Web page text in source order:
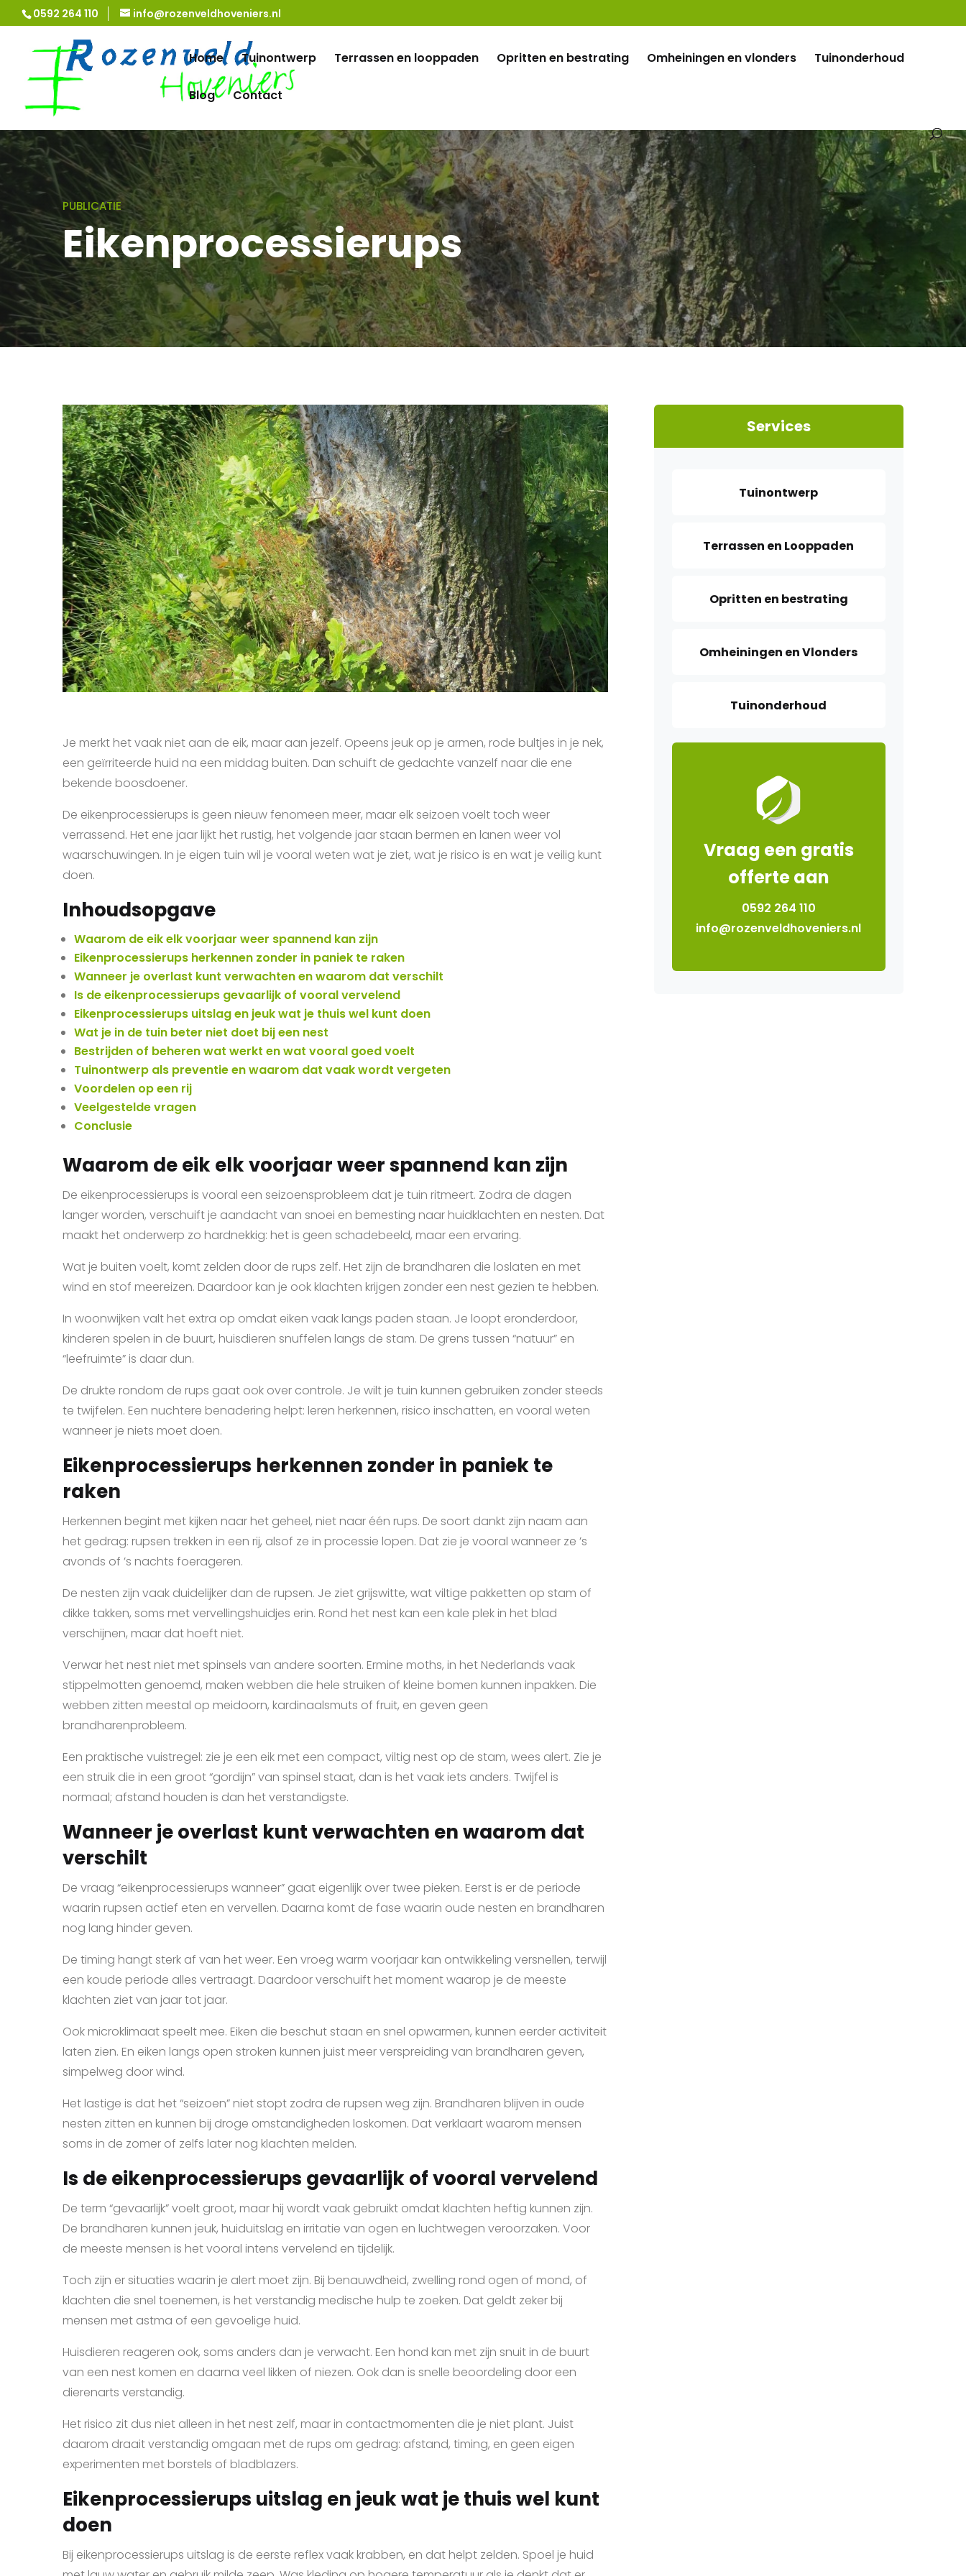
0592 264 110 info@rozenveldhoveniers.nl
Home Tuinontwerp Terrassen en looppaden Opritten en bestrating Omheiningen en vlonders Tuinonderhoud
Blog Contact
PUBLICATIE
Eikenprocessierups
Je merkt het vaak niet aan de eik, maar aan jezelf. Opeens jeuk op je armen, rode bultjes in je nek,
een geïrriteerde huid na een middag buiten. Dan schuift de gedachte vanzelf naar die ene
bekende boosdoener.
De eikenprocessierups is geen nieuw fenomeen meer, maar elk seizoen voelt toch weer
verrassend. Het ene jaar lijkt het rustig, het volgende jaar staan bermen en lanen weer vol
waarschuwingen. In je eigen tuin wil je vooral weten wat je ziet, wat je risico is en wat je veilig kunt
doen.
Inhoudsopgave
Waarom de eik elk voorjaar weer spannend kan zijn
Eikenprocessierups herkennen zonder in paniek te raken
Wanneer je overlast kunt verwachten en waarom dat verschilt
Is de eikenprocessierups gevaarlijk of vooral vervelend
Eikenprocessierups uitslag en jeuk wat je thuis wel kunt doen
Wat je in de tuin beter niet doet bij een nest
Bestrijden of beheren wat werkt en wat vooral goed voelt
Tuinontwerp als preventie en waarom dat vaak wordt vergeten
Voordelen op een rij
Veelgestelde vragen
Conclusie
Waarom de eik elk voorjaar weer spannend kan zijn
De eikenprocessierups is vooral een seizoensprobleem dat je tuin ritmeert. Zodra de dagen
langer worden, verschuift je aandacht van snoei en bemesting naar huidklachten en nesten. Dat
maakt het onderwerp zo hardnekkig: het is geen schadebeeld, maar een ervaring.
Wat je buiten voelt, komt zelden door de rups zelf. Het zijn de brandharen die loslaten en met
wind en stof meereizen. Daardoor kan je ook klachten krijgen zonder een nest gezien te hebben.
In woonwijken valt het extra op omdat eiken vaak langs paden staan. Je loopt eronderdoor,
kinderen spelen in de buurt, huisdieren snuffelen langs de stam. De grens tussen “natuur” en
“leefruimte” is daar dun.
De drukte rondom de rups gaat ook over controle. Je wilt je tuin kunnen gebruiken zonder steeds
te twijfelen. Een nuchtere benadering helpt: leren herkennen, risico inschatten, en vooral weten
wanneer je niets moet doen.
Eikenprocessierups herkennen zonder in paniek te
raken
Herkennen begint met kijken naar het geheel, niet naar één rups. De soort dankt zijn naam aan
het gedrag: rupsen trekken in een rij, alsof ze in processie lopen. Dat zie je vooral wanneer ze ’s
avonds of ’s nachts foerageren.
De nesten zijn vaak duidelijker dan de rupsen. Je ziet grijswitte, wat viltige pakketten op stam of
dikke takken, soms met vervellingshuidjes erin. Rond het nest kan een kale plek in het blad
verschijnen, maar dat hoeft niet.
Verwar het nest niet met spinsels van andere soorten. Ermine moths, in het Nederlands vaak
stippelmotten genoemd, maken webben die hele struiken of kleine bomen kunnen inpakken. Die
webben zitten meestal op meidoorn, kardinaalsmuts of fruit, en geven geen
brandharenprobleem.
Een praktische vuistregel: zie je een eik met een compact, viltig nest op de stam, wees alert. Zie je
een struik die in een groot “gordijn” van spinsel staat, dan is het vaak iets anders. Twijfel is
normaal; afstand houden is dan het verstandigste.
Wanneer je overlast kunt verwachten en waarom dat
verschilt
De vraag “eikenprocessierups wanneer” gaat eigenlijk over twee pieken. Eerst is er de periode
waarin rupsen actief eten en vervellen. Daarna komt de fase waarin oude nesten en brandharen
nog lang hinder geven.
De timing hangt sterk af van het weer. Een vroeg warm voorjaar kan ontwikkeling versnellen, terwijl
een koude periode alles vertraagt. Daardoor verschuift het moment waarop je de meeste
klachten ziet van jaar tot jaar.
Ook microklimaat speelt mee. Eiken die beschut staan en snel opwarmen, kunnen eerder activiteit
laten zien. En eiken langs open stroken kunnen juist meer verspreiding van brandharen geven,
simpelweg door wind.
Het lastige is dat het “seizoen” niet stopt zodra de rupsen weg zijn. Brandharen blijven in oude
nesten zitten en kunnen bij droge omstandigheden loskomen. Dat verklaart waarom mensen
soms in de zomer of zelfs later nog klachten melden.
Is de eikenprocessierups gevaarlijk of vooral vervelend
De term “gevaarlijk” voelt groot, maar hij wordt vaak gebruikt omdat klachten heftig kunnen zijn.
De brandharen kunnen jeuk, huiduitslag en irritatie van ogen en luchtwegen veroorzaken. Voor
de meeste mensen is het vooral intens vervelend en tijdelijk.
Toch zijn er situaties waarin je alert moet zijn. Bij benauwdheid, zwelling rond ogen of mond, of
klachten die snel toenemen, is het verstandig medische hulp te zoeken. Dat geldt zeker bij
mensen met astma of een gevoelige huid.
Huisdieren reageren ook, soms anders dan je verwacht. Een hond kan met zijn snuit in de buurt
van een nest komen en daarna veel likken of niezen. Ook dan is snelle beoordeling door een
dierenarts verstandig.
Het risico zit dus niet alleen in het nest zelf, maar in contactmomenten die je niet plant. Juist
daarom draait verstandig omgaan met de rups om gedrag: afstand, timing, en geen eigen
experimenten met borstels of bladblazers.
Eikenprocessierups uitslag en jeuk wat je thuis wel kunt
doen
Bij eikenprocessierups uitslag is de eerste reflex vaak krabben, en dat helpt zelden. Spoel je huid
Services
Tuinontwerp
Terrassen en Looppaden
Opritten en bestrating
Omheiningen en Vlonders
Tuinonderhoud
Vraag een gratis
offerte aan
0592 264 110
info@rozenveldhoveniers.nl